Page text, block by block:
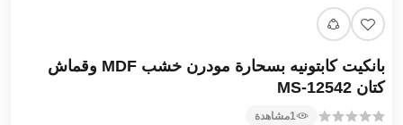
بانكيت كابتونيه بسحارة مودرن خشب MDF وقماش
كتان MS-12542
1مشاهدة